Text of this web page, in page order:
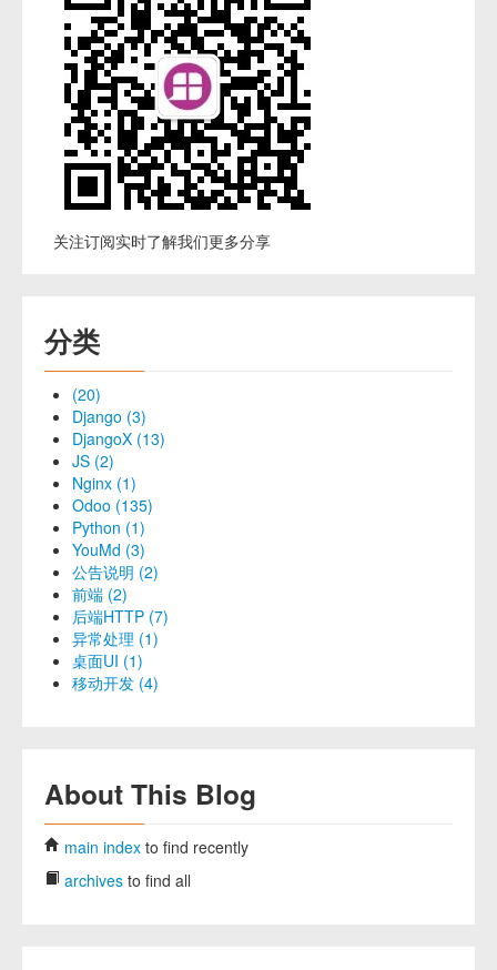
关注订阅实时了解我们更多分享
分类
(20)
Django (3)
DjangoX (13)
JS (2)
Nginx (1)
Odoo (135)
Python (1)
YouMd (3)
公告说明 (2)
前端 (2)
后端HTTP (7)
异常处理 (1)
桌面UI (1)
移动开发 (4)
About This Blog
main index to find recently
archives to find all